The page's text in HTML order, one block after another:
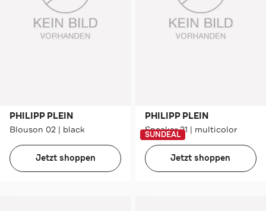
PHILIPP PLEIN
Blouson 02 | black
Jetzt shoppen
PHILIPP PLEIN
Sneaker 21 | multicolor
SUNDEAL
Jetzt shoppen